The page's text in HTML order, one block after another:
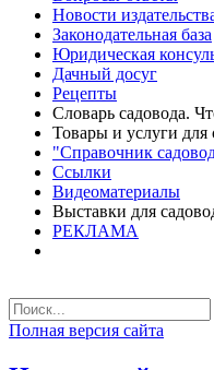
Новости
Законодательная база
Юридическая
Дачный досуг
Рецепты
Словарь садовода.
Товары и услуги для
"Справочник
Ссылки
Видеоматериалы
Выставки для
РЕКЛАМА
Полная версия сайта